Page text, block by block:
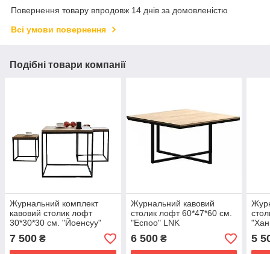
Повернення товару впродовж 14 днів за домовленістю
Всі умови повернення
Подібні товари компанії
Журнальний комплект
кавовий столик лофт
30*30*30 см. "Йоенсуу"
LNK
7 500 ₴
Журнальний кавовий
столик лофт 60*47*60 см.
"Еспоо" LNK
6 500₴ 5